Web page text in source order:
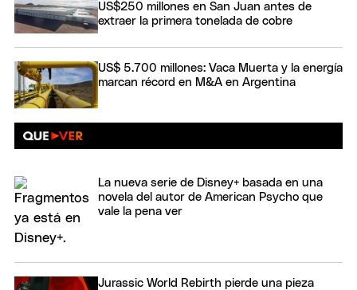
US$250 millones en San Juan antes de
extraer la primera tonelada de cobre
US$ 5.700 millones: Vaca Muerta y la energía
marcan récord en M&A en Argentina
La nueva serie de Disney+ basada en una
novela del autor de American Psycho que
vale la pena ver
Jurassic World Rebirth pierde una pieza